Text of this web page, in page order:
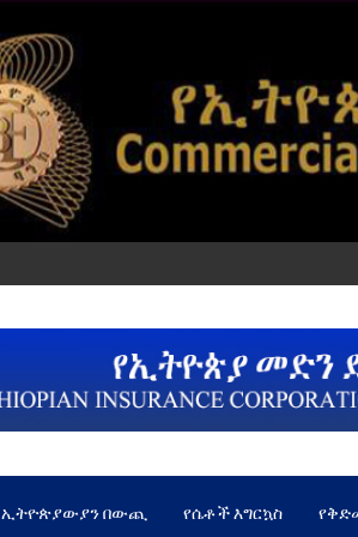
ኢትዮጵያውያን በውጪ የሴቶች እግርኳስ